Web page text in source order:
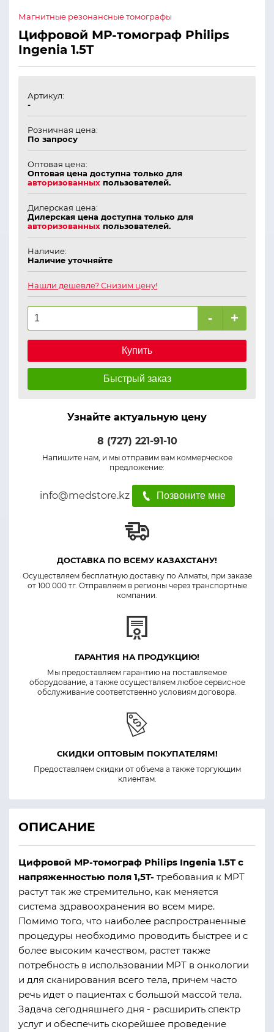
Магнитные резонансные томографы
Цифровой МР-томограф Philips
Ingenia 1.5T
Артикул:
-
Розничная цена:
По запросу
Оптовая цена:
Оптовая цена доступна только для
авторизованных пользователей.
Дилерская цена:
Дилерская цена доступна только для
авторизованных пользователей.
Наличие:
Наличие уточняйте
Нашли дешевле? Снизим цену!
- +
Купить
Быстрый заказ
Узнайте актуальную цену
8 (727) 221-91-10
Напишите нам, и мы отправим вам коммерческое
предложение:
info@medstore.kz Позвоните мне
ДОСТАВКА ПО ВСЕМУ КАЗАХСТАНУ!
Осуществляем бесплатную доставку по Алматы, при заказе
от 100 000 тг. Отправляем в регионы через транспортные
компании.
ГАРАНТИЯ НА ПРОДУКЦИЮ!
Мы предоставляем гарантию на поставляемое
оборудование, а также осуществляем любое сервисное
обслуживание соответственно условиям договора.
СКИДКИ ОПТОВЫМ ПОКУПАТЕЛЯМ!
Предоставляем скидки от объема а также торгующим
клиентам.
ОПИСАНИЕ
Цифровой МР-томограф Philips Ingenia 1.5T с
напряженностью поля 1,5T- требования к МРТ
растут так же стремительно, как меняется
система здравоохранения во всем мире.
Помимо того, что наиболее распространенные
процедуры необходимо проводить быстрее и с
более высоким качеством, растет также
потребность в использовании МРТ в онкологии
и для сканирования всего тела, причем часто
речь идет о пациентах с большой массой тела.
Задача сегодняшнего дня - расширить спектр
услуг и обеспечить скорейшее проведение